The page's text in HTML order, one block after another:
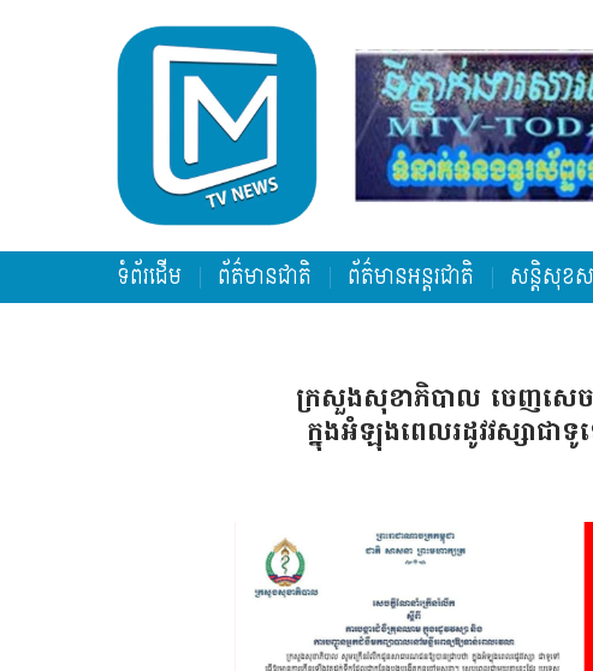
ទំព័រដើម ព័ត៌មានជាតិ ព័ត៌មានអន្តរជាតិ សន្តិសុខស
ក្រសួងសុខាភិបាល ចេញសេច
ក្នុងអំឡុងពេលរដូវវស្សាជាទូ